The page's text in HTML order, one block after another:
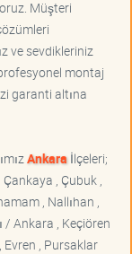
Müşteri
ve sevdikleriniz
montaj
garanti altına
Ankara İlçeleri;
, Çubuk ,
, Nallıhan ,
/ Ankara , Keçiören
Evren , Pursaklar